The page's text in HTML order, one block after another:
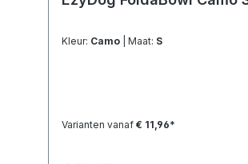
Kleur: Camo | Maat: S
Varianten vanaf € 11,96*